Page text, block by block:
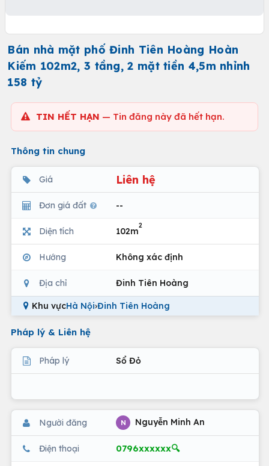
Bán nhà mặt phố Đinh Tiên Hoàng Hoàn
Kiếm 102m2, 3 tầng, 2 mặt tiền 4,5m nhỉnh
158 tỷ
TIN HẾT HẠN — Tin đăng này đã hết hạn.
Thông tin chung
Giá Liên hệ
Đơn giá đất --
Diện tích 102m
2
Hướng Không xác định
Địa chỉ Đinh Tiên Hoàng
Khu vựcHà Nội›Đinh Tiên Hoàng
Pháp lý & Liên hệ
Pháp lý Sổ Đỏ
Người đăng N Nguyễn Minh An
Điện thoại 0796xxxxxx🔍